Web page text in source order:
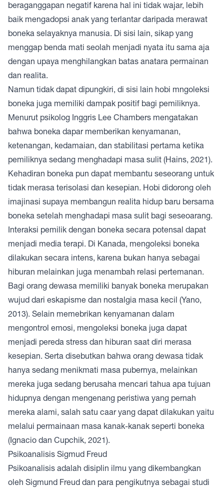
beraganggapan negatif karena hal ini tidak wajar, lebih
baik mengadopsi anak yang terlantar daripada merawat
boneka selayaknya manusia. Di sisi lain, sikap yang
menggap benda mati seolah menjadi nyata itu sama aja
dengan upaya menghilangkan batas anatara permainan
dan realita.
Namun tidak dapat dipungkiri, di sisi lain hobi mngoleksi
boneka juga memiliki dampak positif bagi pemiliknya.
Menurut psikolog Inggris Lee Chambers mengatakan
bahwa boneka dapar memberikan kenyamanan,
ketenangan, kedamaian, dan stabilitasi pertama ketika
pemiliknya sedang menghadapi masa sulit (Hains, 2021).
Kehadiran boneka pun dapat membantu seseorang untuk
tidak merasa terisolasi dan kesepian. Hobi didorong oleh
imajinasi supaya membangun realita hidup baru bersama
boneka setelah menghadapi masa sulit bagi seseoarang.
Interaksi pemilik dengan boneka secara potensal dapat
menjadi media terapi. Di Kanada, mengoleksi boneka
dilakukan secara intens, karena bukan hanya sebagai
hiburan melainkan juga menambah relasi pertemanan.
Bagi orang dewasa memiliki banyak boneka merupakan
wujud dari eskapisme dan nostalgia masa kecil (Yano,
2013). Selain memebrikan kenyamanan dalam
mengontrol emosi, mengoleksi boneka juga dapat
menjadi pereda stress dan hiburan saat diri merasa
kesepian. Serta disebutkan bahwa orang dewasa tidak
hanya sedang menikmati masa pubernya, melainkan
mereka juga sedang berusaha mencari tahua apa tujuan
hidupnya dengan mengenang peristiwa yang pernah
mereka alami, salah satu caar yang dapat dilakukan yaitu
melalui permainaan masa kanak-kanak seperti boneka
(Ignacio dan Cupchik, 2021).
Psikoanalisis Sigmud Freud
Psikoanalisis adalah disiplin ilmu yang dikembangkan
oleh Sigmund Freud dan para pengikutnya sebagai studi